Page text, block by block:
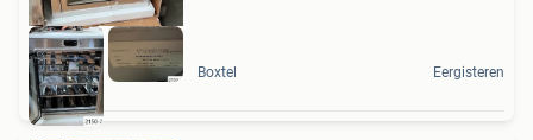
Boxtel Eergisteren